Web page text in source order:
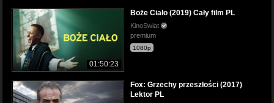
01:50:23
Boże Ciało (2019) Cały film PL
KinoSwiat
premium
1080p
Fox: Grzechy przeszłości (2017)
Lektor PL